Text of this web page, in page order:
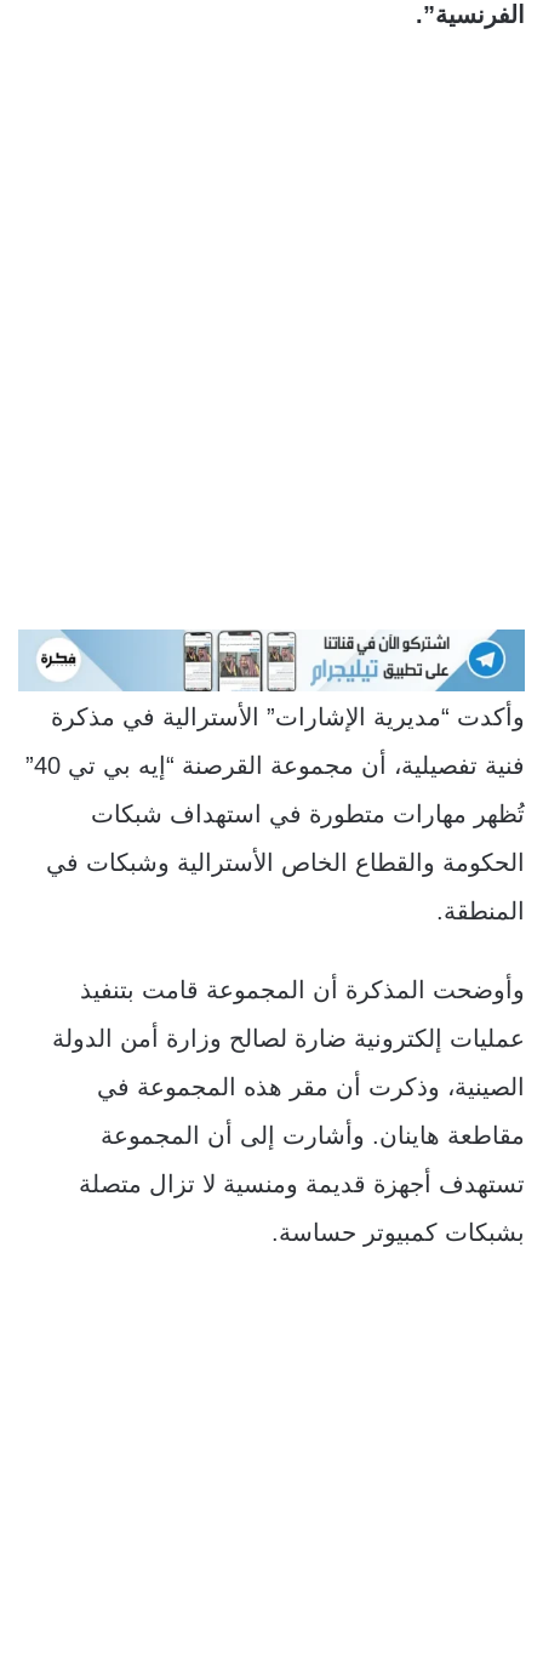
الفرنسية”.
وأكدت “مديرية الإشارات” الأسترالية في مذكرة
فنية تفصيلية، أن مجموعة القرصنة “إيه بي تي 40”
تُظهر مهارات متطورة في استهداف شبكات
الحكومة والقطاع الخاص الأسترالية وشبكات في
المنطقة.
وأوضحت المذكرة أن المجموعة قامت بتنفيذ
عمليات إلكترونية ضارة لصالح وزارة أمن الدولة
الصينية، وذكرت أن مقر هذه المجموعة في
مقاطعة هاينان. وأشارت إلى أن المجموعة
تستهدف أجهزة قديمة ومنسية لا تزال متصلة
بشبكات كمبيوتر حساسة.